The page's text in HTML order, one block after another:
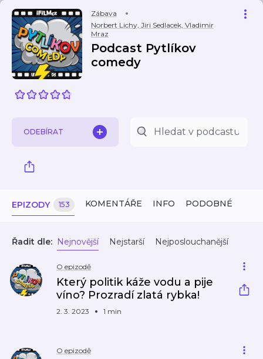
Zábava
Norbert Lichy, Jiri Sedlacek, Vladimir
Mraz
Podcast Pytlíkov
comedy
ODEBÍRAT
EPIZODY 153 KOMENTÁŘE INFO PODOBNÉ
Řadit dle: Nejnovější Nejstarší Nejposlouchanější
O epizodě
Který politik káže vodu a pije
víno? Prozradí zlatá rybka!
2. 3. 2023 1 min
O epizodě